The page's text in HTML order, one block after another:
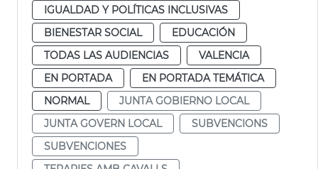
IGUALDAD Y POLÍTICAS INCLUSIVAS
BIENESTAR SOCIAL
EDUCACIÓN
TODAS LAS AUDIENCIAS
VALENCIA
EN PORTADA
EN PORTADA TEMÁTICA
NORMAL
JUNTA GOBIERNO LOCAL
JUNTA GOVERN LOCAL
SUBVENCIONS
SUBVENCIONES